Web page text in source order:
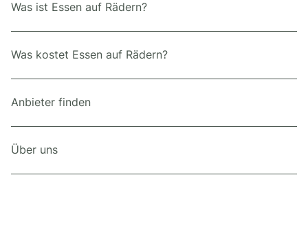
Was ist Essen auf Rädern?
Was kostet Essen auf Rädern?
Anbieter finden
Über uns